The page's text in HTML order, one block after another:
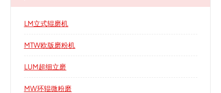
LM立式辊磨机
MTW欧版磨粉机
LUM超细立磨
MW环辊微粉磨